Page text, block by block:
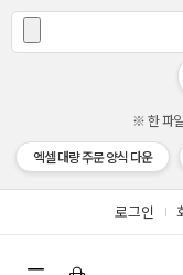
※ 한 파
엑셀 대량 주문 양식 다운
로그인